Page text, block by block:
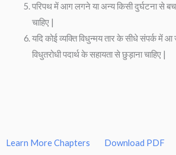
परिपथ में आग लगने या अन्य किसी दुर्घटना से
चाहिए |
यदि कोई व्यक्ति विधुन्मय तार के सीधे संपर्क में
विधुतरोधी पदार्थ के सहायता से छुड़ाना चाहिए |
Learn More Chapters Download PDF